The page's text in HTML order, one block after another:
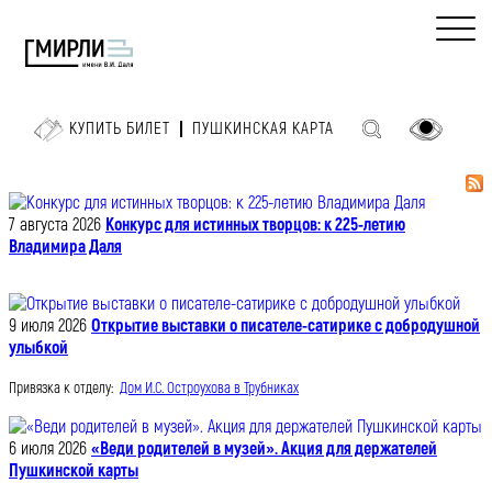
КУПИТЬ БИЛЕТ ПУШКИНСКАЯ КАРТА
7 августа 2026 Конкурс для истинных творцов: к 225-летию
Владимира Даля
9 июля 2026 Открытие выставки о писателе-сатирике с добродушной
улыбкой
Привязка к отделу: Дом И.С. Остроухова в Трубниках
6 июля 2026 «Веди родителей в музей». Акция для держателей
Пушкинской карты